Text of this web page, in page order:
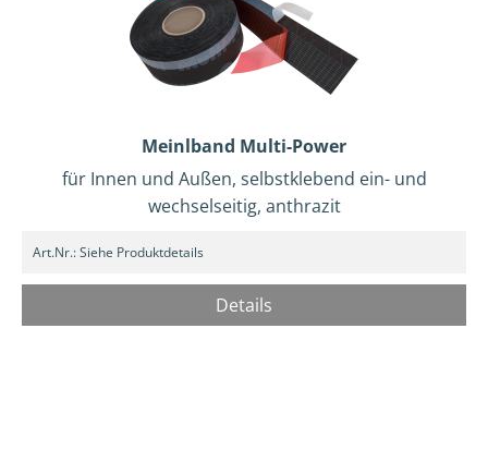
Meinlband Multi-Power
für Innen und Außen, selbstklebend ein- und
wechselseitig, anthrazit
Art.Nr.:Siehe Produktdetails
Details